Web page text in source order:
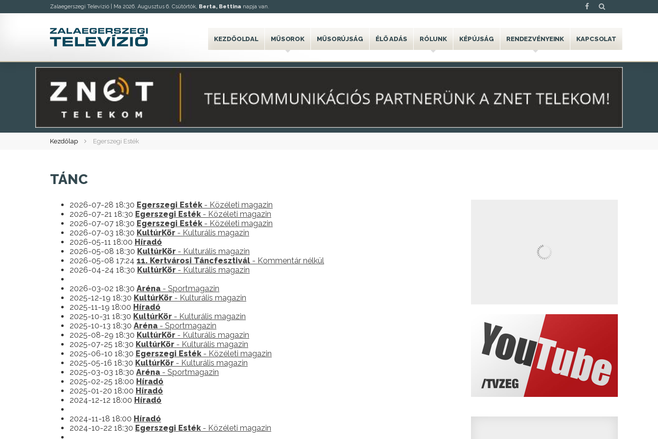
Zalaegerszegi Televízió | Ma 2026. Augusztus 6. Csütörtök, Berta, Bettina napja van.
KEZDŐOLDAL MŰSOROK MŰSORÚJSÁG ÉLŐ ADÁS RÓLUNK KÉPÚJSÁG RENDEZVÉNYEINK KAPCSOLAT
Kezdőlap Egerszegi Esték
TÁNC
2026-07-28 18:30 Egerszegi Esték - Közéleti magazin
2026-07-21 18:30 Egerszegi Esték - Közéleti magazin
2026-07-07 18:30 Egerszegi Esték - Közéleti magazin
2026-07-03 18:30 KultúrKör - Kulturális magazin
2026-05-11 18:00 Híradó
2026-05-08 18:30 KultúrKör - Kulturális magazin
2026-05-08 17:24 11. Kertvárosi Táncfesztivál - Kommentár nélkül
2026-04-24 18:30 KultúrKör - Kulturális magazin
2026-03-02 18:30 Aréna - Sportmagazin
2025-12-19 18:30 KultúrKör - Kulturális magazin
2025-11-19 18:00 Híradó
2025-10-31 18:30 KultúrKör - Kulturális magazin
2025-10-13 18:30 Aréna - Sportmagazin
2025-08-29 18:30 KultúrKör - Kulturális magazin
2025-07-25 18:30 KultúrKör - Kulturális magazin
2025-06-10 18:30 Egerszegi Esték - Közéleti magazin
2025-05-16 18:30 KultúrKör - Kulturális magazin
2025-03-03 18:30 Aréna - Sportmagazin
2025-02-25 18:00 Híradó
2025-01-20 18:00 Híradó
2024-12-12 18:00 Híradó
2024-11-18 18:00 Híradó
2024-10-22 18:30 Egerszegi Esték - Közéleti magazin